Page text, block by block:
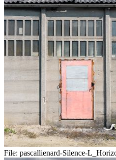
File: pascallienard-Silence-